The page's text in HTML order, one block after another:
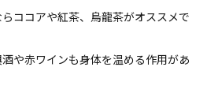
ココアや紅茶、烏龍茶がオススメで
や赤ワインも身体を温める作用があ